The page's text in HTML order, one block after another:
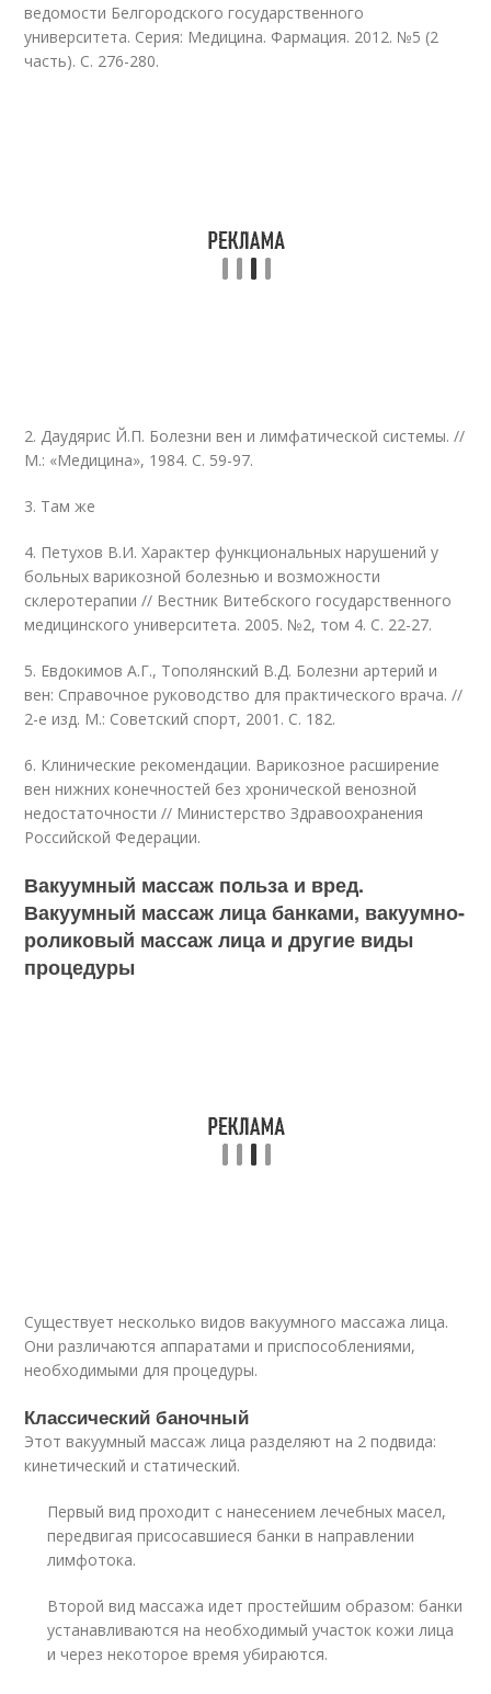
ведомости Белгородского государственного
университета. Серия: Медицина. Фармация. 2012. №5 (2
часть). С. 276-280.
2. Даудярис Й.П. Болезни вен и лимфатической системы. //
М.: «Медицина», 1984. С. 59-97.
3. Там же
4. Петухов В.И. Характер функциональных нарушений у
больных варикозной болезнью и возможности
склеротерапии // Вестник Витебского государственного
медицинского университета. 2005. №2, том 4. С. 22-27.
5. Евдокимов А.Г., Тополянский В.Д. Болезни артерий и
вен: Справочное руководство для практического врача. //
2-е изд. М.: Советский спорт, 2001. С. 182.
6. Клинические рекомендации. Варикозное расширение
вен нижних конечностей без хронической венозной
недостаточности // Министерство Здравоохранения
Российской Федерации.
Вакуумный массаж польза и вред.
Вакуумный массаж лица банками, вакуумно-
роликовый массаж лица и другие виды
процедуры
Существует несколько видов вакуумного массажа лица.
Они различаются аппаратами и приспособлениями,
необходимыми для процедуры.
Классический баночный
Этот вакуумный массаж лица разделяют на 2 подвида:
кинетический и статический.
Первый вид проходит с нанесением лечебных масел,
передвигая присосавшиеся банки в направлении
лимфотока.
Второй вид массажа идет простейшим образом: банки
устанавливаются на необходимый участок кожи лица
и через некоторое время убираются.